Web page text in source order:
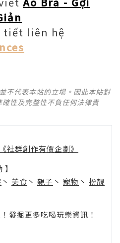
tiết liên hệ
不代表本站的立場。因此本站對
性及完整性不負任何法律責
社群創作有價企劃》
丶 美食 丶 親子 丶 寵物 丶 扮靚
發掘更多吃喝玩樂資訊！